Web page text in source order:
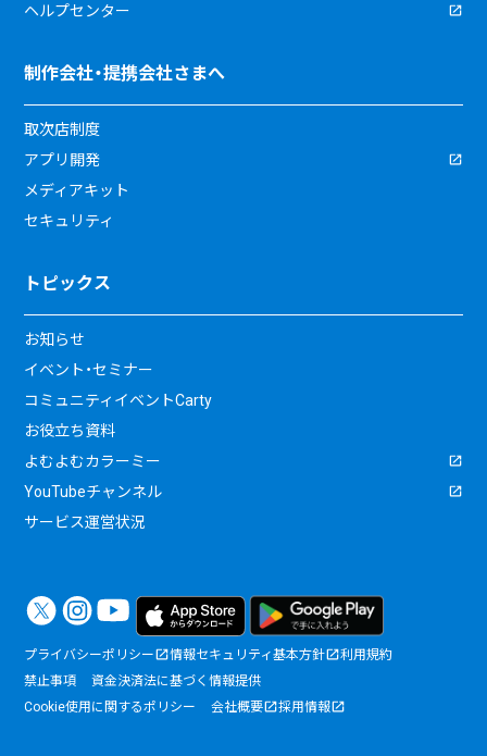
ヘルプセンター
制作会社・提携会社さまへ
取次店制度
アプリ開発
メディアキット
セキュリティ
トピックス
お知らせ
イベント・セミナー
コミュニティイベントCarty
お役立ち資料
よむよむカラーミー
YouTubeチャンネル
サービス運営状況
プライバシーポリシー 情報セキュリティ基本方針
利用規約
禁止事項
資金決済法に基づく情報提供
Cookie使用に関するポリシー
会社概要 採用情報